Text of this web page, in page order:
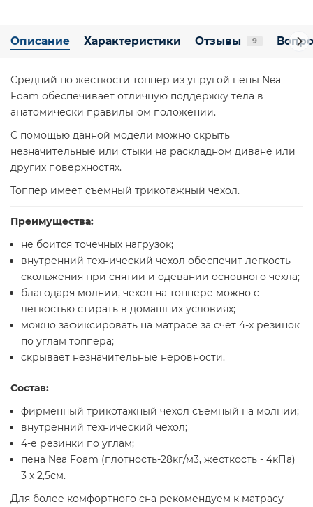
Описание Характеристики Отзывы 9
Средний по жесткости топпер из упругой пены Nea
Foam обеспечивает отличную поддержку тела в
анатомически правильном положении.
С помощью данной модели можно скрыть
незначительные или стыки на раскладном диване или
других поверхностях.
Топпер имеет съемный трикотажный чехол.
Преимущества:
не боится точечных нагрузок;
внутренний технический чехол обеспечит легкость
скольжения при снятии и одевании основного чехла;
благодаря молнии, чехол на топпере можно с
легкостью стирать в домашних условиях;
можно зафиксировать на матрасе за счёт 4-х резинок
по углам топпера;
скрывает незначительные неровности.
Состав:
фирменный трикотажный чехол съемный на молнии;
внутренний технический чехол;
4-е резинки по углам;
пена Nea Foam (плотность-28кг/м3, жесткость - 4кПа)
3 x 2,5см.
Для более комфортного сна рекомендуем к матрасу